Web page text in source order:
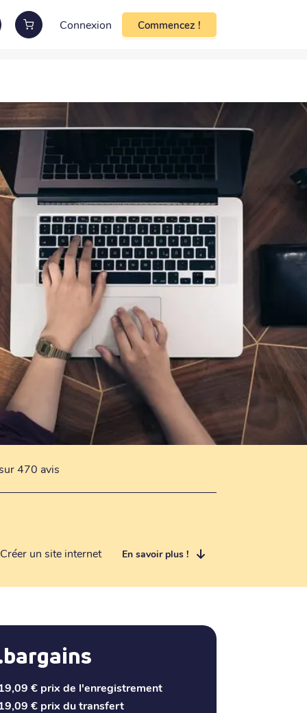
Connexion Commencez !
470 avis
Créer un site internet En savoir plus !
€ prix de l'enregistrement
€ prix du transfert